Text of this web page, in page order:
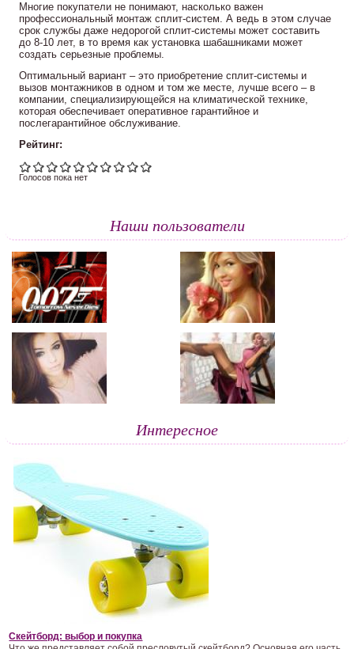
Многие покупатели не понимают, насколько важен
профессиональный монтаж сплит-систем. А ведь в этом случае
срок службы даже недорогой сплит-системы может составить
до 8-10 лет, в то время как установка шабашниками может
создать серьезные проблемы.
Оптимальный вариант – это приобретение сплит-системы и
вызов монтажников в одном и том же месте, лучше всего – в
компании, специализирующейся на климатической технике,
которая обеспечивает оперативное гарантийное и
послегарантийное обслуживание.
Рейтинг:
Голосов пока нет
Наши пользователи
Интересное
Скейтборд: выбор и покупка